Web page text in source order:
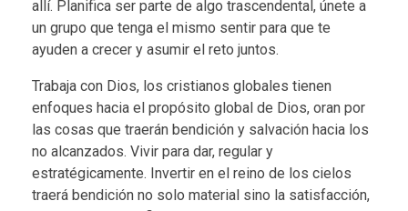
r
o
s
allí. Planifica ser parte de algo trascendental, únete a
un grupo que tenga el mismo sentir para que te
ayuden a crecer y asumir el reto juntos.
Trabaja con Dios, los cristianos globales tienen
enfoques hacia el propósito global de Dios, oran por
las cosas que traerán bendición y salvación hacia los
no alcanzados. Vivir para dar, regular y
estratégicamente. Invertir en el reino de los cielos
traerá bendición no solo material sino la satisfacción,